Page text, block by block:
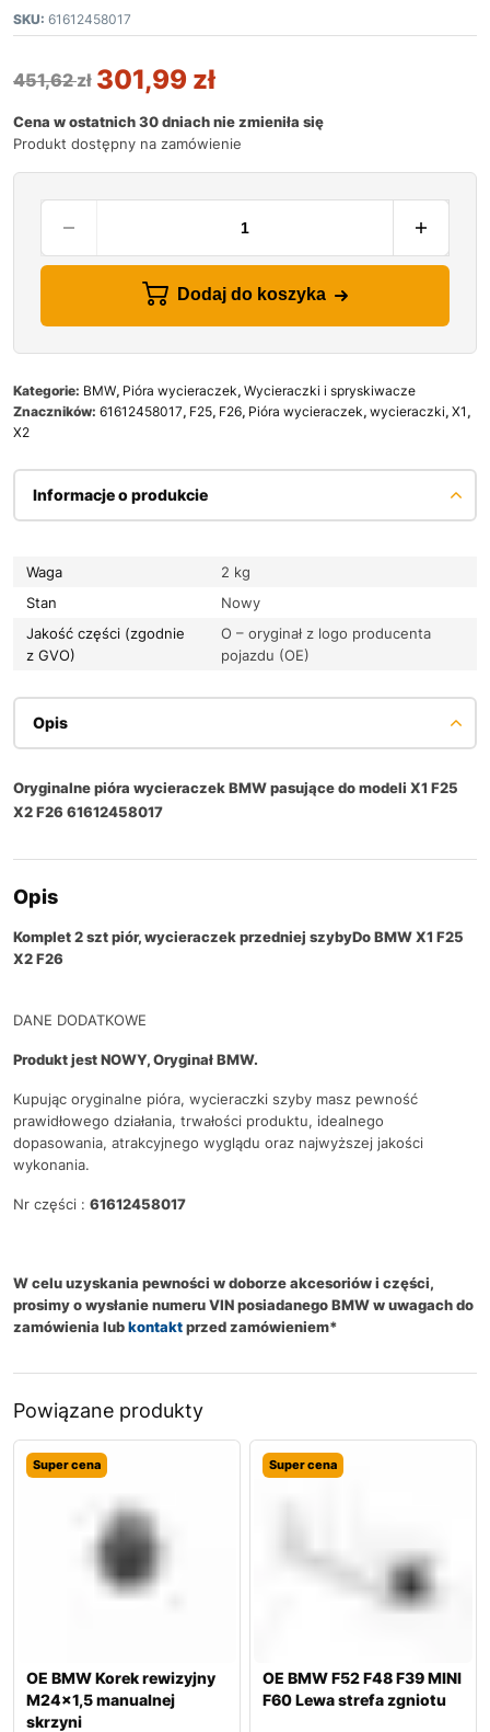
SKU: 61612458017
451,62zł 301,99 zł
Cena w ostatnich 30 dniach nie zmieniła się
Produkt dostępny na zamówienie
Dodaj do koszyka
Kategorie: BMW, Pióra wycieraczek, Wycieraczki i spryskiwacze
Znaczników: 61612458017, F25, F26, Pióra wycieraczek, wycieraczki, X1 ,
X2
Informacje o produkcie
Waga
2 kg
Stan
Nowy
Jakość części (zgodnie
z GVO)
O – oryginał z logo producenta
pojazdu (OE)
Opis
Oryginalne pióra wycieraczek BMW pasujące do modeli X1 F25
X2 F26 61612458017
Opis
Komplet 2 szt piór, wycieraczek przedniej szybyDoBMW X1 F25
X2 F26
DANE DODATKOWE
Produkt jest NOWY, Oryginał BMW.
Kupując oryginalne pióra, wycieraczki szyby masz pewność
prawidłowego działania, trwałości produktu, idealnego
dopasowania, atrakcyjnego wyglądu oraz najwyższej jakości
wykonania.
Nr części : 61612458017
W celu uzyskania pewności w doborze akcesoriów i części,
prosimy o wysłanie numeru VIN posiadanego BMW w uwagach do
zamówienia lubkontaktprzed zamówieniem*
Powiązane produkty
Super cena
OE BMW Korek rewizyjny
M24x1,5 manualnej
skrzyni
Super cena
OE BMW F52 F48 F39 MINI
F60 Lewa strefa zgniotu